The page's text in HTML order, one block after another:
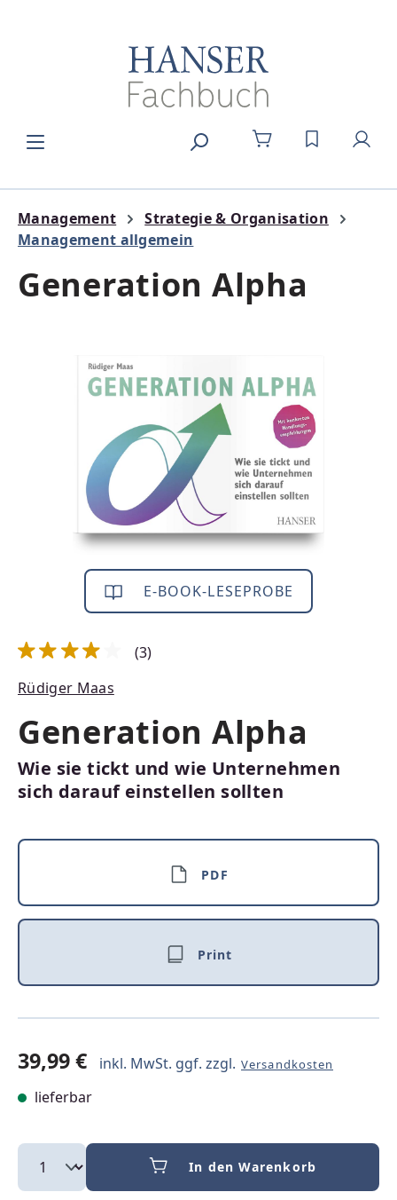
DU HAST 0
Management
Strategie & Organisation
Management allgemein
Generation Alpha
Bildergalerie überspringen
E-BOOK-LESEPROBE
(3)
Rüdiger Maas
Generation Alpha
Wie sie tickt und wie Unternehmen
sich darauf einstellen sollten
PDF
Print
39,99 € inkl. MwSt. ggf. zzgl. Versandkosten
lieferbar
In den Warenkorb